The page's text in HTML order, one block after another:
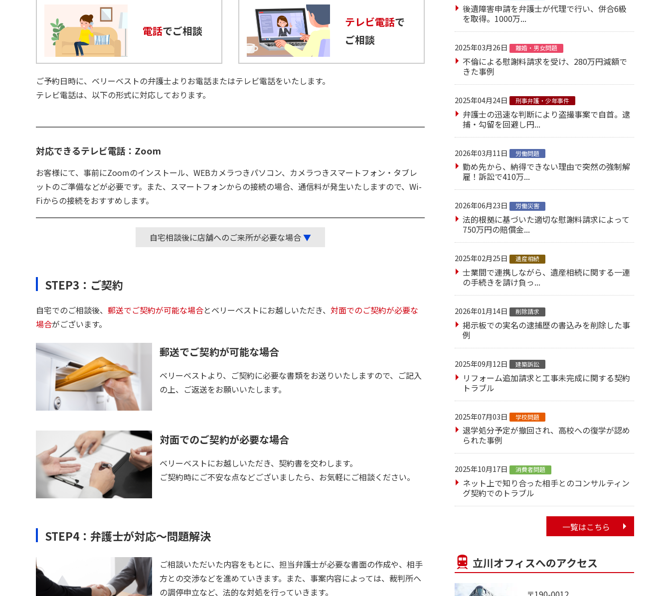
電話でご相談
テレビ電話で
ご相談
ご予約日時に、ベリーベストの弁護士よりお電話またはテレビ電話をいたします。
テレビ電話は、以下の形式に対応しております。
対応できるテレビ電話：Zoom
お客様にて、事前にZoomのインストール、WEBカメラつきパソコン、カメラつきスマートフォン・タブレ
ットのご準備などが必要です。また、スマートフォンからの接続の場合、通信料が発生いたしますので、Wi-
Fiからの接続をおすすめします。
自宅相談後に店舗へのご来所が必要な場合▼
STEP3：ご契約
自宅でのご相談後、 郵送でご契約が可能な場合とベリーベストにお越しいただき、 対面でのご契約が必要な
場合がございます。
郵送でご契約が可能な場合
ベリーベストより、ご契約に必要な書類をお送りいたしますので、ご記入
の上、ご返送をお願いいたします。
対面でのご契約が必要な場合
ベリーベストにお越しいただき、契約書を交わします。
ご契約時にご不安な点などございましたら、お気軽にご相談ください。
STEP4：弁護士が対応～問題解決
ご相談いただいた内容をもとに、担当弁護士が必要な書面の作成や、相手
方との交渉などを進めていきます。また、事案内容によっては、裁判所へ
の調停申立など、法的な対処を行っていきます。
後遺障害申請を弁護士が代理で行い、併合6級
を取得。1000万...
2025年03月26日 離婚・男女問題
不倫による慰謝料請求を受け、280万円減額で
きた事例
2025年04月24日 刑事弁護・少年事件
弁護士の迅速な判断により盗撮事案で自首。逮
捕・勾留を回避し円...
2026年03月11日 労働問題
勤め先から、納得できない理由で突然の強制解
雇！訴訟で410万...
2026年06月23日 労働災害
法的根拠に基づいた適切な慰謝料請求によって
750万円の賠償金...
2025年02月25日 遺産相続
士業間で連携しながら、遺産相続に関する一連
の手続きを請け負っ...
2026年01月14日 削除請求
掲示板での実名の逮捕歴の書込みを削除した事
例
2025年09月12日 建築訴訟
リフォーム追加請求と工事未完成に関する契約
トラブル
2025年07月03日 学校問題
退学処分予定が撤回され、高校への復学が認め
られた事例
2025年10月17日 消費者問題
ネット上で知り合った相手とのコンサルティン
グ契約でのトラブル
一覧はこちら
立川オフィスへのアクセス